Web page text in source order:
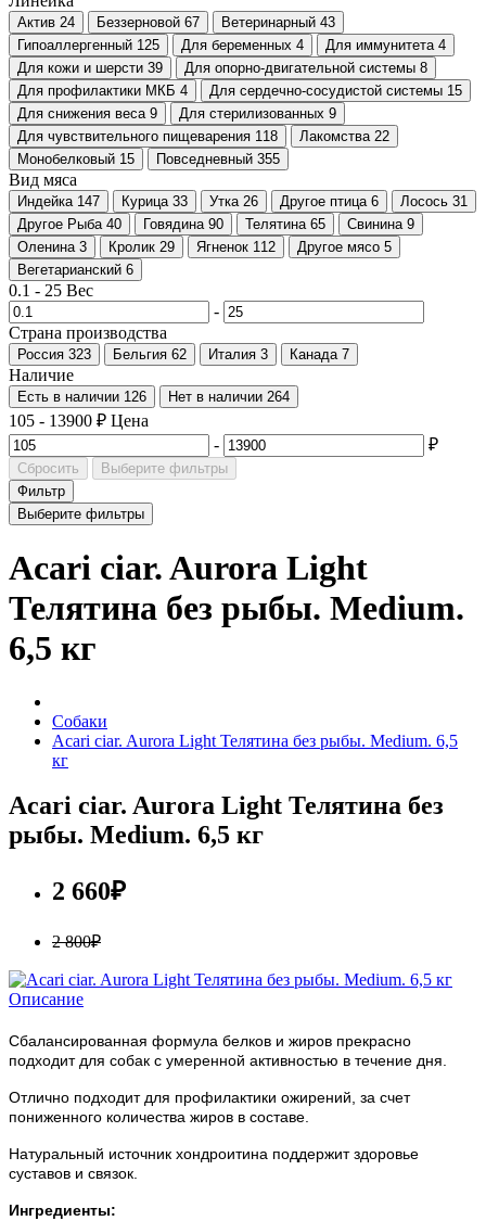
Актив 24 Беззерновой 67 Ветеринарный 43
Гипоаллергенный 125 Для беременных 4 Для иммунитета 4
Для кожи и шерсти 39 Для опорно-двигательной системы 8
Для профилактики МКБ 4 Для сердечно-сосудистой системы 15
Для снижения веса 9 Для стерилизованных 9
Для чувствительного пищеварения 118 Лакомства 22
Монобелковый 15 Повседневный 355
Вид мяса
Индейка 147 Курица 33 Утка 26 Другое птица 6 Лосось 31
Другое Рыба 40 Говядина 90 Телятина 65 Свинина 9
Оленина 3 Кролик 29 Ягненок 112 Другое мясо 5
Вегетарианский 6
0.1 - 25 Вес
-
Страна производства
Россия 323 Бельгия 62 Италия 3 Канада 7
Наличие
Есть в наличии 126 Нет в наличии 264
105 - 13900 ₽ Цена
-
₽
Сбросить
Выберите фильтры
Фильтр
Выберите фильтры
Acari ciar. Aurora Light
Телятина без рыбы. Medium.
6,5 кг
Собаки
Acari ciar. Aurora Light Телятина без рыбы. Medium. 6,5
кг
Acari ciar. Aurora Light Телятина без
рыбы. Medium. 6,5 кг
2 660₽
2 800₽
Описание
Сбалансированная формула белков и жиров прекрасно
подходит для собак с умеренной активностью в течение дня.
Отлично подходит для профилактики ожирений, за счет
пониженного количества жиров в составе.
Натуральный источник хондроитина поддержит здоровье
суставов и связок.
Ингредиенты: